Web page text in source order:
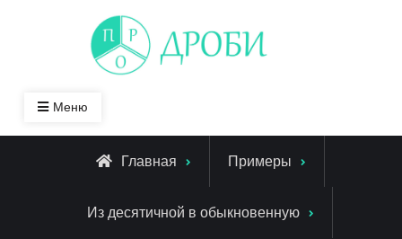
Меню
Главная Примеры
Из десятичной в обыкновенную